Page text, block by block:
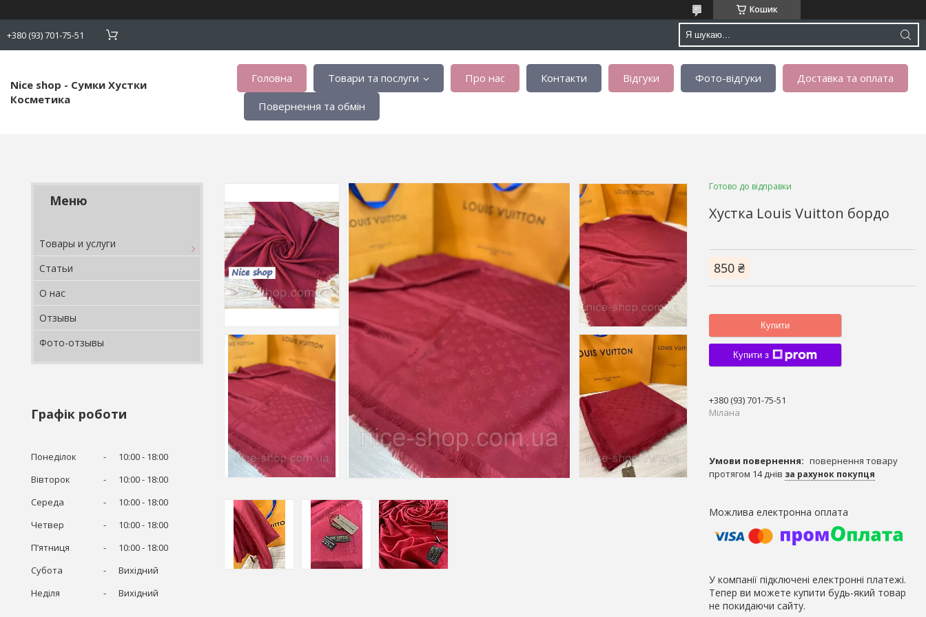
Кошик
+380 (93) 701-75-51
Nice shop - Сумки Хустки
Косметика
Головна Товари та послуги Про нас Контакти Відгуки Фото-відгуки Доставка та оплата
Повернення та обмін
Товары и услуги
Статьи
О нас
Отзывы
Фото-отзывы
Графік роботи
Понеділок 10:00
18:00
Вівторок
10:00
18:00
Середа
10:00
18:00
Четвер
10:00
18:00
Пʼятниця
10:00
18:00
Субота
Вихідний
Неділя
Вихідний
Готово до відправки
Хустка Louis Vuitton бордо
850 ₴
Купити
Купити з
+380 (93) 701-75-51
Мілана
повернення товару
протягом 14 днів за рахунок покупця
У компанії підключені електронні платежі.
Тепер ви можете купити будь-який товар
не покидаючи сайту.